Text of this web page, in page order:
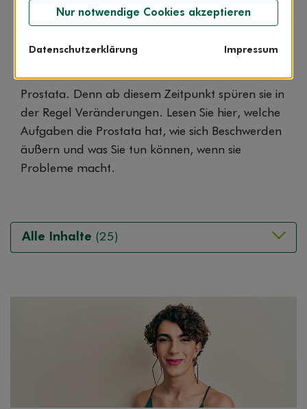
Prostata: Das versteckte
Geschlechtsorgan
Die meisten Männer machen sich erst im
mittleren Lebensalter Gedanken um ihre
Prostata. Denn ab diesem Zeitpunkt spüren sie in
der Regel Veränderungen. Lesen Sie hier, welche
Aufgaben die Prostata hat, wie sich Beschwerden
äußern und was Sie tun können, wenn sie
Probleme macht.
Alle Inhalte (25)
Nur notwendige Cookies akzeptieren
Datenschutzerklärung Impressum